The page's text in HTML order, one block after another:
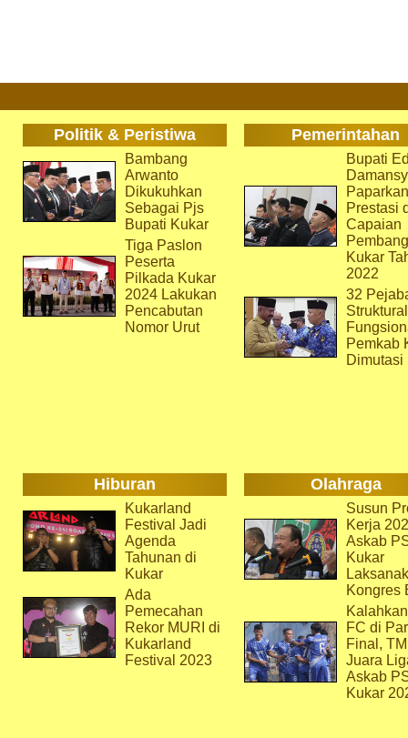
Politik & Peristiwa Pemerintahan
Bambang
Arwanto
Dikukuhkan
Sebagai Pjs
Bupati Kukar
Tiga Paslon
Peserta
Pilkada Kukar
2024 Lakukan
Pencabutan
Nomor Urut
Bupati
Paparkan
Prestasi
Capaian
Kukar
2022
32
Pemkab
Dimutasi
Hiburan Olahraga
Kukarland
Festival Jadi
Agenda
Tahunan di
Kukar
Ada
Pemecahan
Rekor MURI di
Kukarland
Festival 2023
Susun
Kerja
Askab
Kukar
Kongres
FC di
Final,
Juara
Askab
Kukar